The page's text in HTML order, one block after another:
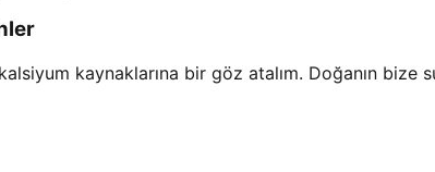
kaynaklarına bir göz atalım. Doğanın